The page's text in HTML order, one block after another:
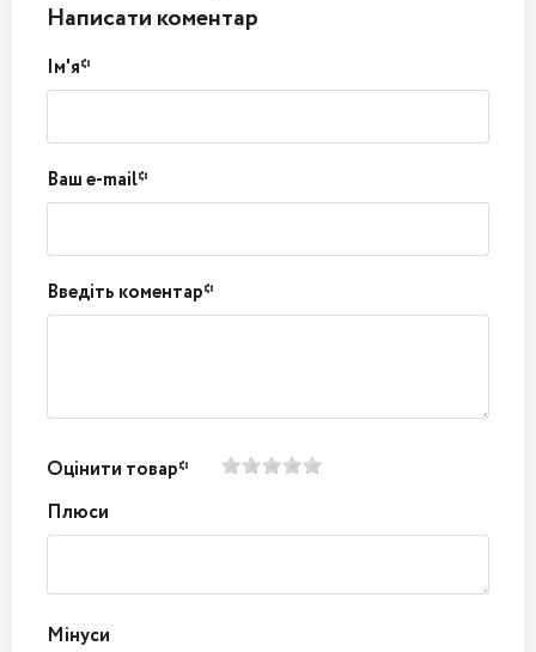
Написати коментар
Ім'я*
Ваш e-mail*
Введіть коментар*
Оцінити товар*
Плюси
Мінуси